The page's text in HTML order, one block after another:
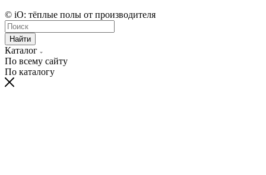
© iO: тёплые полы от производителя
Найти
Каталог
По всему сайту
По каталогу